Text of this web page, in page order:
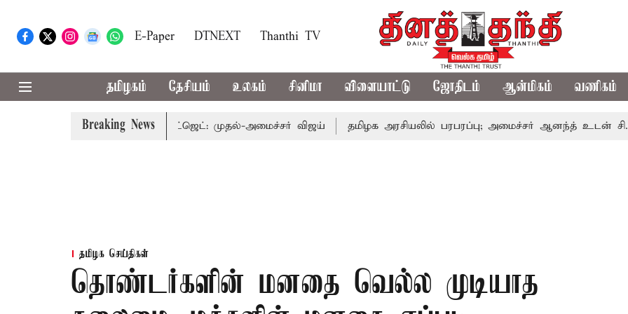
E-Paper DTNEXT Thanthi TV
தமிழகம் தேசியம் உலகம் சினிமா விளையாட்டு ஜோதிடம் ஆன்மிகம் வணிகம்
Breaking News
கூடிய வேளாண் பட்ஜெட்: முதல்-அமைச்சர் விஜய் தமிழக அரசியலில் பரபரப்பு; அமைச்சர் ஆனந்த் உடன் சி.வி.
தமிழக செய்திகள்
தொண்டர்களின் மனதை வெல்ல முடியாத